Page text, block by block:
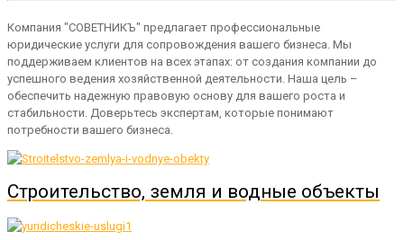
Компания "СОВЕТНИКЪ" предлагает профессиональные
юридические услуги для сопровождения вашего бизнеса. Мы
поддерживаем клиентов на всех этапах: от создания компании до
успешного ведения хозяйственной деятельности. Наша цель –
обеспечить надежную правовую основу для вашего роста и
стабильности. Доверьтесь экспертам, которые понимают
потребности вашего бизнеса.
Строительство, земля и водные объекты